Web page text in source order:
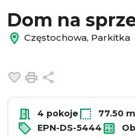
Dom na
Częstochowa, Parkitka
Dodaj do ulubionych
Drukuj
4 pokoje 77.50
EPN-DS-5444